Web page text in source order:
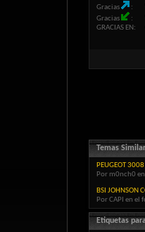
Gracias
Gracias
GRACIAS EN
Temas
PEUGEOT
Por m0nch0 en
BSI JOHNSON
Por CAPI en el
Etiquetas